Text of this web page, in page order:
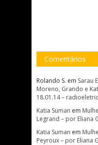
Comentários
Rolando S. em Sarau
Moreno, Grando e
18.01.14 –
Katia Suman em
Legrand – por Eliana
Katia Suman em
Peyroux – por Eliana